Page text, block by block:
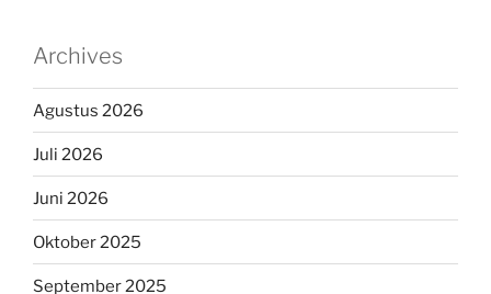
Archives
Agustus 2026
Juli 2026
Juni 2026
Oktober 2025
September 2025